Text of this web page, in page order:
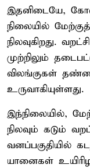
இதனிடையே,
நிலையில்
நிலவுகிறது.
முற்றிலும்
விலங்குகள்
உருவாகியுள்ளது.
இந்நிலையில்,
நிலவும் கடும்
வனப்பகுதியில்
யானைகள்